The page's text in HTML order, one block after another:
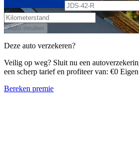
Auto inruilen
Deze auto verzekeren?
Veilig op weg? Sluit nu een
een scherp tarief en profiteer van: €0
Bereken premie